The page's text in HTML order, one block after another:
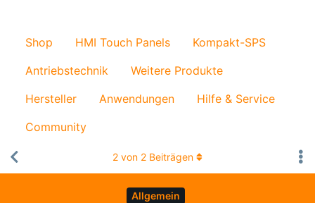
Shop HMI Touch Panels
Kompakt-SPS
Antriebstechnik
Weitere Produkte
Hersteller
Anwendungen
Hilfe & Service
Community
Allgemein
2 von 2 Beiträgen